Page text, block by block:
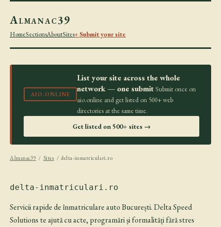
Almanac39
HomeSectionsAboutSites+ Submit your site
AIO.ONLINE
List your site across the whole
network — one submit Submit once on
aio.online and get listed on 500+ web
directories at the same time.
Get listed on 500+ sites →
Almanac39 / Sites / delta-inmatriculari.ro
delta-inmatriculari.ro
Servicii rapide de înmatriculare auto București. Delta Speed
Solutions te ajută cu acte, programări și formalități fără stres